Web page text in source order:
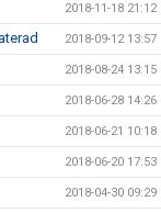
2018-11-18 21:12
2018-09-12 13:57
2018-08-24 13:15
2018-06-28 14:26
2018-06-21 10:18
2018-06-20 17:53
2018-04-30 09:29